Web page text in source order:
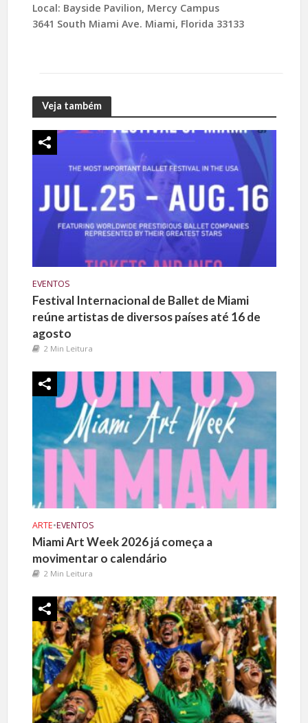
Local: Bayside Pavilion, Mercy Campus
3641 South Miami Ave. Miami, Florida 33133
Veja também
EVENTOS
Festival Internacional de Ballet de Miami
reúne artistas de diversos países até 16 de
agosto
2 Min Leitura
ARTE•EVENTOS
Miami Art Week 2026 já começa a
movimentar o calendário
2 Min Leitura